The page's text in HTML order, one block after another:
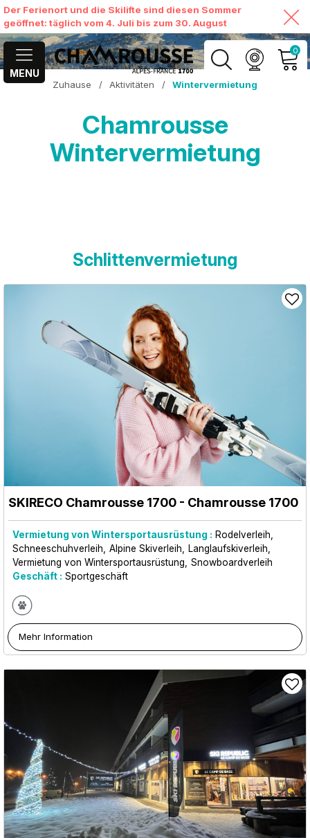
Der Ferienort und die Skilifte sind diesen Sommer
geöffnet: täglich vom 4. Juli bis zum 30. August
MENU
0
MEIN KONTO
MEINEN WARENKORB
Zuhause / Aktivitäten / Wintervermietung
Chamrousse
Wintervermietung
Schlittenvermietung
SKIRECO Chamrousse 1700 - Chamrousse 1700
Vermietung von Wintersportausrüstung : Rodelverleih
Schneeschuhverleih
Alpine Skiverleih
Langlaufskiverleih
Vermietung von Wintersportausrüstung
Snowboardverleih
Geschäft : Sportgeschäft
Mehr Information